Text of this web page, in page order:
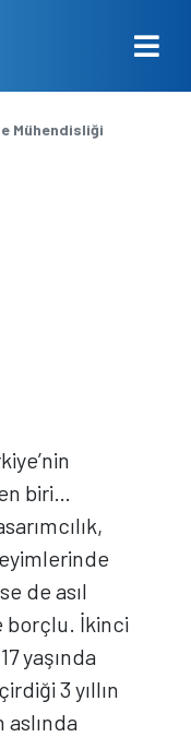
Mühendisliği
biri…
de asıl
borçlu. İkinci
yaşında
3 yıllın
aslında